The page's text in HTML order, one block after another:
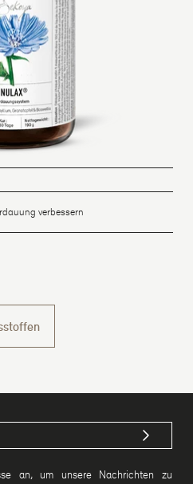
verbessern
an, um unsere Nachrichten zu